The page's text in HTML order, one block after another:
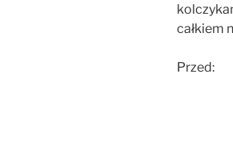
całkiem
Przed: